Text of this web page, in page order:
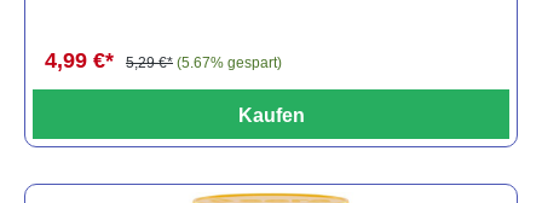
4,99 €* 5,29 €* (5.67% gespart)
Kaufen